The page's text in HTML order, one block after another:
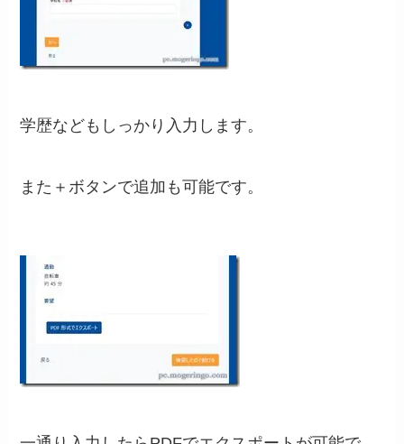
学歴などもしっかり入力します。
また＋ボタンで追加も可能です。